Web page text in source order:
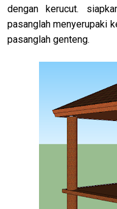
dengan kerucut.
pasanglah menyerupaki
pasanglah genteng.